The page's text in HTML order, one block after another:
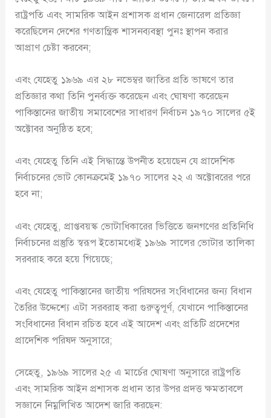
রাষ্ট্রপতি এবং সামরিক আইন প্রশাসক প্রধান জেনারেল প্রতিজ্ঞা
করেছিলেন দেশের গণতান্ত্রিক শাসনব্যবস্থা পুনঃ স্থাপন করার
আপ্রাণ চেষ্টা করবেন;
এবং যেহেতু ১৯৬৯ এর ২৮ নভেম্বর জাতির প্রতি ভাষণে তার
প্রতিজ্ঞার কথা তিনি পুনর্ব্যক্ত করেছেন এবং ঘোষণা করেছেন
পাকিস্তানের জাতীয় সমাবেশের সাধারণ নির্বাচন ১৯৭০ সালের ৫ই
অক্টোবর অনুষ্ঠিত হবে;
এবং যেহেতু তিনি এই সিদ্ধান্তে উপনীত হয়েছেন যে প্রাদেশিক
নির্বাচনের ভোট কোনক্রমেই ১৯৭০ সালের ২২ এ অক্টোবরের পরে
হবে না;
এবং যেহেতু, প্রাপ্তবয়স্ক ভোটাধিকারের ভিত্তিতে জনগণের প্রতিনিধি
নির্বাচনের প্রস্তুতি স্বরূপ ইতোমধ্যেই ১৯৬৯ সালের ভোটার তালিকা
সরবরাহ করে হয়ে গিয়েছে;
এবং যেহেতু পাকিস্তানের জাতীয় পরিষদের সংবিধানের জন্য বিধান
তৈরির উদ্দেশ্যে এটা সরবরাহ করা গুরুত্বপূর্ণ, যেখানে পাকিস্তানের
সংবিধানের বিধান রচিত হবে এই আদেশ এবং প্রতিটি প্রদেশের
প্রাদেশিক পরিষদ অনুসারে;
সেহেতু, ১৯৬৯ সালের ২৫ এ মার্চের ঘোষণা অনুসারে রাষ্ট্রপতি
এবং সামরিক আইন প্রশাসক প্রধান তার উপর প্রদত্ত ক্ষমতাবলে
সজ্ঞানে নিম্নলিখিত আদেশ জারি করছেন: